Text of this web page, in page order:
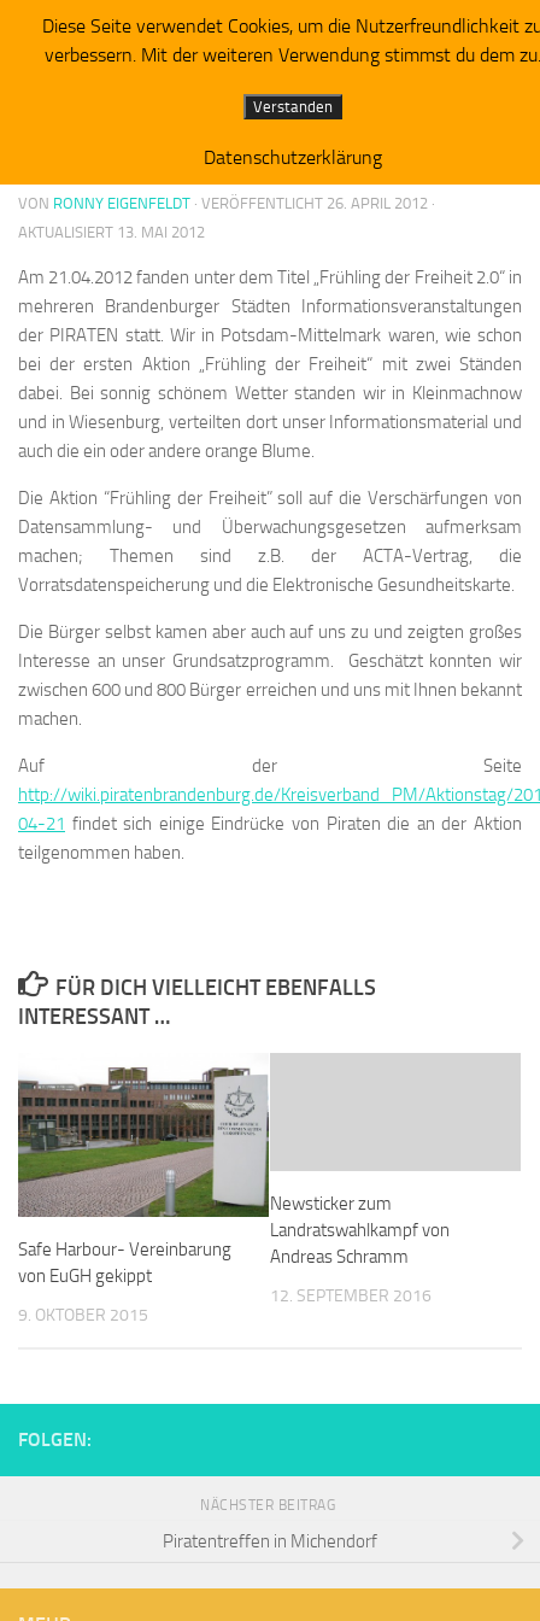
Zum Inhalt springen
Piratenpartei RV Westbrandenburg
Eindrücke vom Frühling der Freiheit 2.0
VON RONNY EIGENFELDT · VERÖFFENTLICHT 26. APRIL 2012 ·
AKTUALISIERT 13. MAI 2012
Am 21.04.2012 fanden unter dem Titel „Frühling der Freiheit 2.0“ in
mehreren Brandenburger Städten Informationsveranstaltungen
der PIRATEN statt. Wir in Potsdam-Mittelmark waren, wie schon
bei der ersten Aktion „Frühling der Freiheit“ mit zwei Ständen
dabei. Bei sonnig schönem Wetter standen wir in Kleinmachnow
und in Wiesenburg, verteilten dort unser Informationsmaterial und
auch die ein oder andere orange Blume.
Die Aktion “Frühling der Freiheit” soll auf die Verschärfungen von
Datensammlung- und Überwachungsgesetzen aufmerksam
machen; Themen sind z.B. der ACTA-Vertrag, die
Vorratsdatenspeicherung und die Elektronische Gesundheitskarte.
Die Bürger selbst kamen aber auch auf uns zu und zeigten großes
Interesse an unser Grundsatzprogramm. Geschätzt konnten wir
zwischen 600 und 800 Bürger erreichen und uns mit Ihnen bekannt
machen.
Auf der Seite
http://wiki.piratenbrandenburg.de/Kreisverband_PM/Aktionstag/
04-21 findet sich einige Eindrücke von Piraten die an der Aktion
teilgenommen haben.
FÜR DICH VIELLEICHT EBENFALLS
INTERESSANT …
Safe Harbour- Vereinbarung
von EuGH gekippt
9. OKTOBER 2015
Newsticker zum
Landratswahlkampf von
Andreas Schramm
12. SEPTEMBER 2016
FOLGEN:
NÄCHSTER BEITRAG
Piratentreffen in Michendorf
Diese Seite verwendet Cookies, um die Nutzerfreundlichkeit
verbessern. Mit der weiteren Verwendung stimmst du dem zu.
Verstanden
Datenschutzerklärung